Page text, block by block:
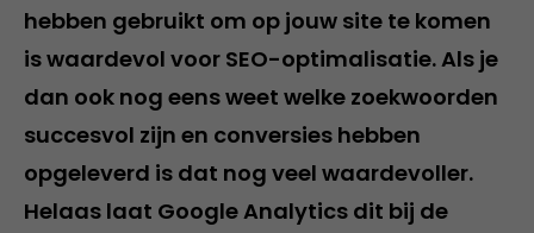
hebben gebruikt om op jouw site te komen
is waardevol voor SEO-optimalisatie. Als je
dan ook nog eens weet welke zoekwoorden
succesvol zijn en conversies hebben
opgeleverd is dat nog veel waardevoller.
Helaas laat Google Analytics dit bij de